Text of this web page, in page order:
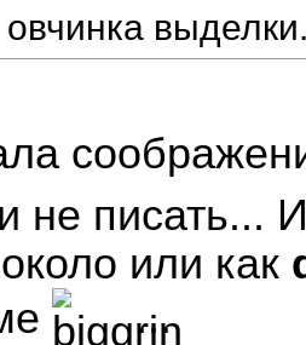
овчинка
не писать...
или как
...